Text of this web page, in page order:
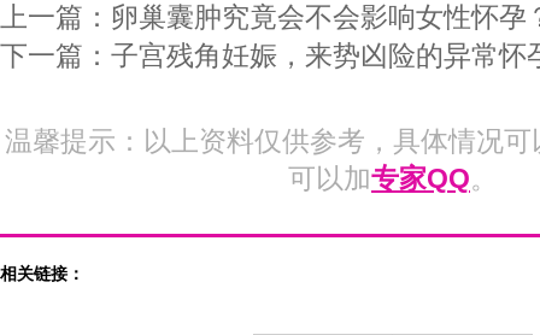
上一篇： 卵巢囊肿究竟会不会影响女性怀孕
下一篇： 子宫残角妊娠，来势凶险的异常怀
温馨提示：以上资料仅供参考，具体情况可
可以加专家QQ。
相关链接：